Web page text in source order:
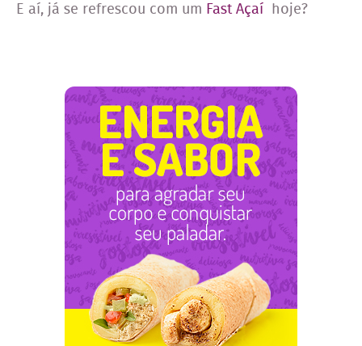
E aí, já se refrescou com um Fast Açaí hoje?